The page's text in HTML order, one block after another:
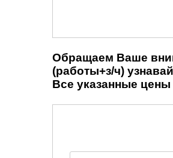
Обращаем Ваше
(работы+з/ч)
Все указанные